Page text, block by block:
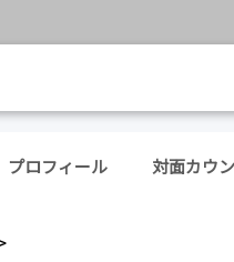
プロフィール 対面カウ